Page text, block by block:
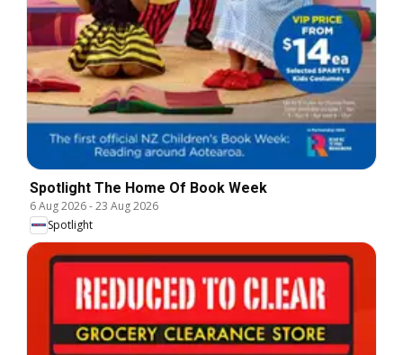
Spotlight The Home Of Book Week
6 Aug 2026-23 Aug 2026
Spotlight